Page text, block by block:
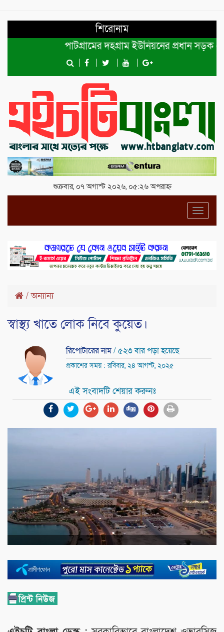
শিরোনাম
পাটগ্রামের দহগ্রাম ইউনিয়নের প্রধান সড়ক ভেঙ্গে
শুক্রবার, ০৭ অগাস্ট ২০২৬, ০৫:২৬ অপরাহ্ন
/অন্যান্য
স্বাস্থ্য খাতে লোক নিবে কুয়েত।
রিপোটারের নাম/ ৫২৩ বার পড়া হয়েছে
প্রকাশের সময় : রবিবার, ২৪ আগস্ট, ২০২৫
এই সংবাদটি শেয়ার করুনঃ